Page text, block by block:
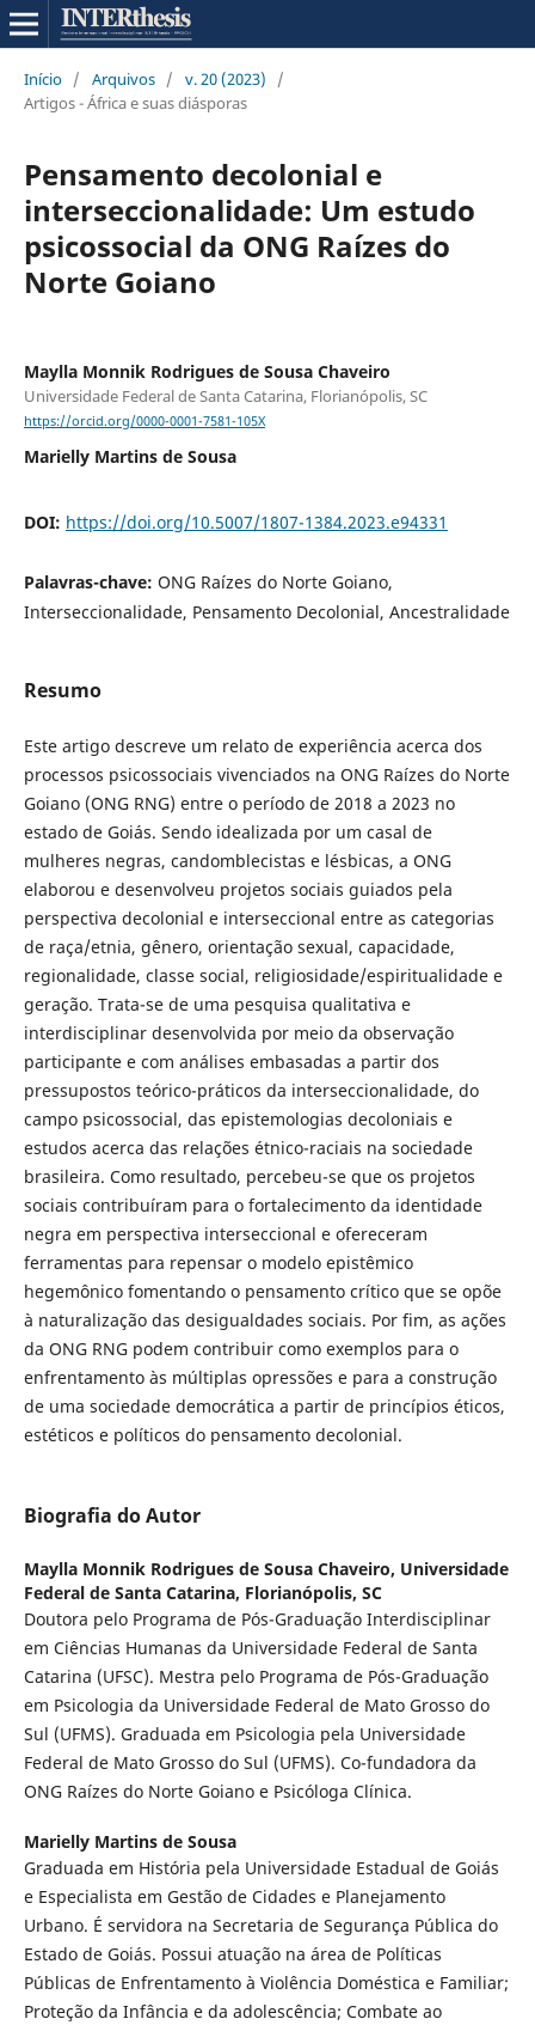
Início / Arquivos / v. 20 (2023)
/
Artigos - África e suas diásporas
Pensamento decolonial e
interseccionalidade: Um estudo
psicossocial da ONG Raízes do
Norte Goiano
Maylla Monnik Rodrigues de Sousa Chaveiro
Universidade Federal de Santa Catarina, Florianópolis, SC
https://orcid.org/0000-0001-7581-105X
Marielly Martins de Sousa
DOI: https://doi.org/10.5007/1807-1384.2023.e94331
Palavras-chave: ONG Raízes do Norte Goiano,
Interseccionalidade, Pensamento Decolonial, Ancestralidade
Resumo
Este artigo descreve um relato de experiência acerca dos
processos psicossociais vivenciados na ONG Raízes do Norte
Goiano (ONG RNG) entre o período de 2018 a 2023 no
estado de Goiás. Sendo idealizada por um casal de
mulheres negras, candomblecistas e lésbicas, a ONG
elaborou e desenvolveu projetos sociais guiados pela
perspectiva decolonial e interseccional entre as categorias
de raça/etnia, gênero, orientação sexual, capacidade,
regionalidade, classe social, religiosidade/espiritualidade e
geração. Trata-se de uma pesquisa qualitativa e
interdisciplinar desenvolvida por meio da observação
participante e com análises embasadas a partir dos
pressupostos teórico-práticos da interseccionalidade, do
campo psicossocial, das epistemologias decoloniais e
estudos acerca das relações étnico-raciais na sociedade
brasileira. Como resultado, percebeu-se que os projetos
sociais contribuíram para o fortalecimento da identidade
negra em perspectiva interseccional e ofereceram
ferramentas para repensar o modelo epistêmico
hegemônico fomentando o pensamento crítico que se opõe
à naturalização das desigualdades sociais. Por fim, as ações
da ONG RNG podem contribuir como exemplos para o
enfrentamento às múltiplas opressões e para a construção
de uma sociedade democrática a partir de princípios éticos,
estéticos e políticos do pensamento decolonial.
Biografia do Autor
Maylla Monnik Rodrigues de Sousa Chaveiro, Universidade
Federal de Santa Catarina, Florianópolis, SC
Doutora pelo Programa de Pós-Graduação Interdisciplinar
em Ciências Humanas da Universidade Federal de Santa
Catarina (UFSC). Mestra pelo Programa de Pós-Graduação
em Psicologia da Universidade Federal de Mato Grosso do
Sul (UFMS). Graduada em Psicologia pela Universidade
Federal de Mato Grosso do Sul (UFMS). Co-fundadora da
ONG Raízes do Norte Goiano e Psicóloga Clínica.
Marielly Martins de Sousa
Graduada em História pela Universidade Estadual de Goiás
e Especialista em Gestão de Cidades e Planejamento
Urbano. É servidora na Secretaria de Segurança Pública do
Estado de Goiás. Possui atuação na área de Políticas
Públicas de Enfrentamento à Violência Doméstica e Familiar;
Proteção da Infância e da adolescência; Combate ao